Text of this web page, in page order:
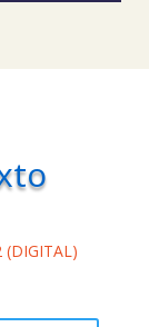
(DIGITAL)